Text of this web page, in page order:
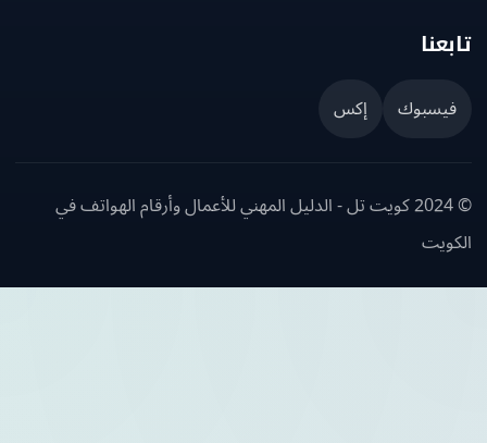
إكس
© 2024 كويت تل - الدليل المهني للأعمال وأرقام الهواتف في